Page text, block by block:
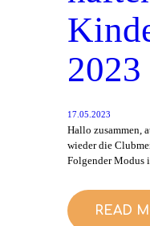
2023
17.05.2023
Hallo zusammen,
wieder die
Folgender Modus
READ